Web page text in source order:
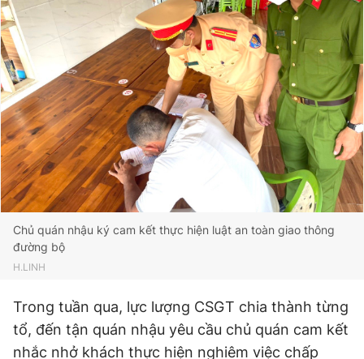
Tổng biên tập: Nguyễn Ngọc Toàn
Phó tổng biên tập thường trực: Hải Thành
Phó tổng biên tập: Lâm Hiếu Dũng
Phó tổng biên tập: Trần Việt Hưng
Tổng thư ký tòa soạn: Đức Trung
Giấy phép xuất bản số 110/GP - BTTTT cấp ngày 24.3.2020
© 2003-2026 Bản quyền thuộc về Báo Thanh Niên. Cấm sao
chép dưới mọi hình thức nếu không có sự chấp thuận bằng văn
bản. Phát triển bởi ePi Technologies, JSC.
Chủ quán nhậu ký cam kết thực hiện luật an toàn giao thông
đường bộ
H.LINH
Trong tuần qua, lực lượng CSGT chia thành từng
tổ, đến tận quán nhậu yêu cầu chủ quán cam kết
nhắc nhở khách thực hiện nghiêm việc chấp